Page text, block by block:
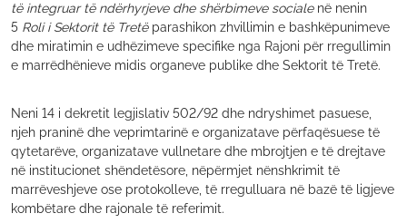
të integruar të ndërhyrjeve dhe shërbimeve socialenë nenin
5 Roli i Sektorit të Tretëparashikon zhvillimin e bashkëpunimeve
dhe miratimin e udhëzimeve specifike nga Rajoni për rregullimin
e marrëdhënieve midis organeve publike dhe Sektorit të Tretë.
Neni 14 i dekretit legjislativ 502/92 dhe ndryshimet pasuese,
njeh praninë dhe veprimtarinë e organizatave përfaqësuese të
qytetarëve, organizatave vullnetare dhe mbrojtjen e të drejtave
në institucionet shëndetësore, nëpërmjet nënshkrimit të
marrëveshjeve ose protokolleve, të rregulluara në bazë të ligjeve
kombëtare dhe rajonale të referimit.